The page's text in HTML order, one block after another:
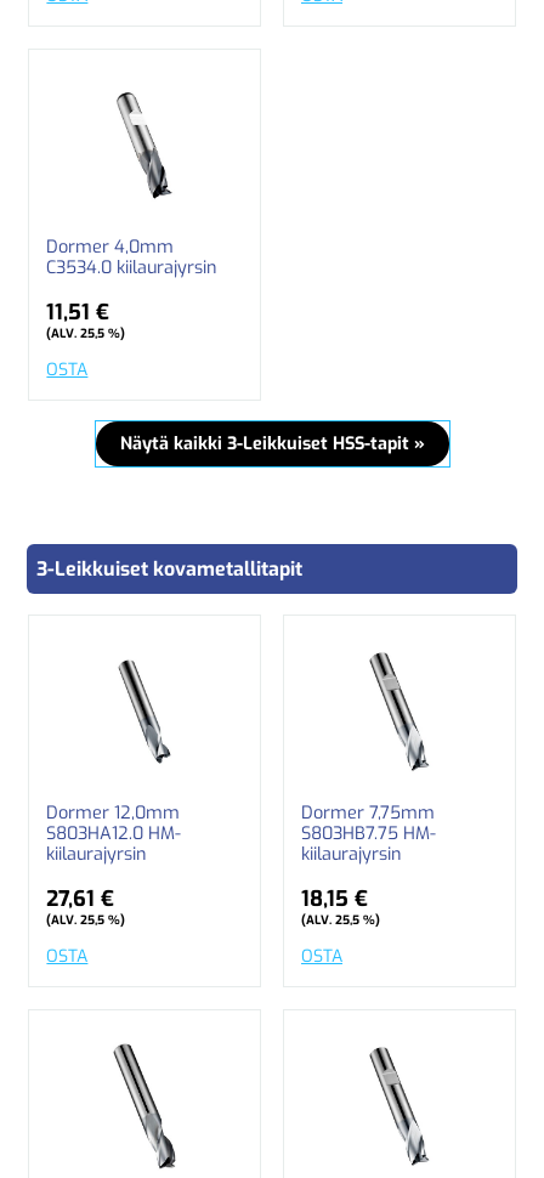
Dormer 4,0mm
C3534.0 kiilaurajyrsin
11,51 €
(ALV. 25,5 %)
OSTA
Näytä kaikki 3-Leikkuiset HSS-tapit »
3-Leikkuiset kovametallitapit
Dormer 12,0mm
S803HA12.0 HM-
kiilaurajyrsin
27,61 €
(ALV. 25,5 %)
OSTA
Dormer 7,75mm
S803HB7.75 HM-
kiilaurajyrsin
18,15 €
(ALV. 25,5 %)
OSTA